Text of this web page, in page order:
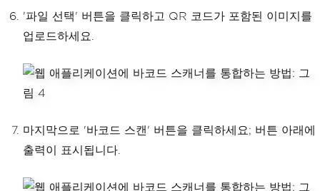
Stream strea
m = fileUpload
esults = BarcodeReader .Read
'파일 선택' 버튼을 클릭하고 QR 코드가 포함된 이미지를
업로드하세요.
마지막으로 '바코드 스캔' 버튼을 클릭하세요; 버튼 아래에
출력이 표시됩니다.